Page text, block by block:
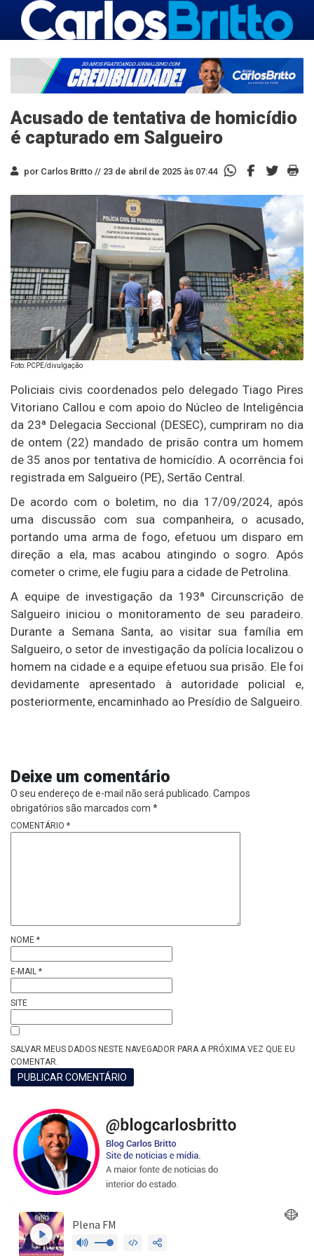
Acusado de tentativa de homicídio
é capturado em Salgueiro
por Carlos Britto // 23 de abril de 2025 às 07:44
Foto: PCPE/divulgação
Policiais civis coordenados pelo delegado Tiago Pires
Vitoriano Callou e com apoio do Núcleo de Inteligência
da 23ª Delegacia Seccional (DESEC), cumpriram no dia
de ontem (22) mandado de prisão contra um homem
de 35 anos por tentativa de homicídio. A ocorrência foi
registrada em Salgueiro (PE), Sertão Central.
De acordo com o boletim, no dia 17/09/2024, após
uma discussão com sua companheira, o acusado,
portando uma arma de fogo, efetuou um disparo em
direção a ela, mas acabou atingindo o sogro. Após
cometer o crime, ele fugiu para a cidade de Petrolina.
A equipe de investigação da 193ª Circunscrição de
Salgueiro iniciou o monitoramento de seu paradeiro.
Durante a Semana Santa, ao visitar sua família em
Salgueiro, o setor de investigação da polícia localizou o
homem na cidade e a equipe efetuou sua prisão. Ele foi
devidamente apresentado à autoridade policial e,
posteriormente, encaminhado ao Presídio de Salgueiro.
Deixe um comentário
O seu endereço de e-mail não será publicado. Campos
obrigatórios são marcados com *
COMENTÁRIO *
NOME *
E-MAIL *
SITE
SALVAR MEUS DADOS NESTE NAVEGADOR PARA A PRÓXIMA VEZ QUE EU
COMENTAR.